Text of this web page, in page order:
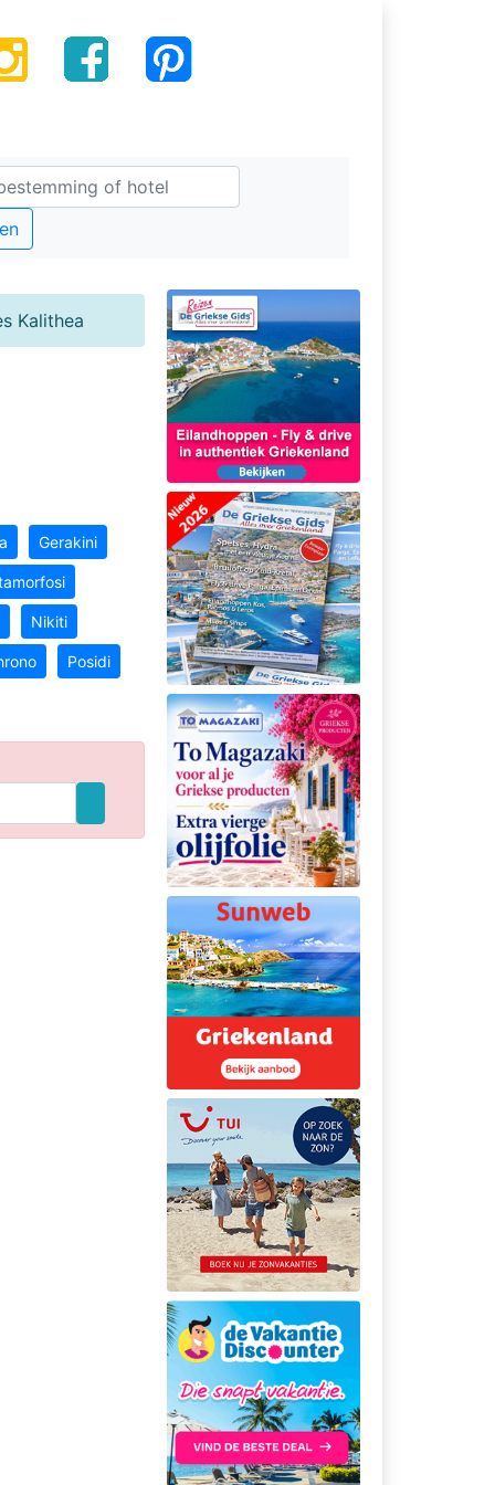
Kalithea
Gerakini
Nikiti
Posidi